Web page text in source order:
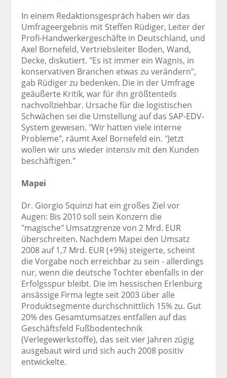
In einem Redaktionsgespräch haben wir das
Umfrageergebnis mit Steffen Rüdiger, Leiter der
Profi-Handwerkergeschäfte in Deutschland, und
Axel Bornefeld, Vertriebsleiter Boden, Wand,
Decke, diskutiert. "Es ist immer ein Wagnis, in
konservativen Branchen etwas zu verändern",
gab Rüdiger zu bedenken. Die in der Umfrage
geäußerte Kritik, war für ihn größtenteils
nachvollziehbar. Ursache für die logistischen
Schwächen sei die Umstellung auf das SAP-EDV-
System gewesen. "Wir hatten viele interne
Probleme", räumt Axel Bornefeld ein. "Jetzt
wollen wir uns wieder intensiv mit den Kunden
beschäftigen."
Mapei
Dr. Giorgio Squinzi hat ein großes Ziel vor
Augen: Bis 2010 soll sein Konzern die
"magische" Umsatzgrenze von 2 Mrd. EUR
überschreiten. Nachdem Mapei den Umsatz
2008 auf 1,7 Mrd. EUR (+9%) steigerte, scheint
die Vorgabe noch erreichbar zu sein - allerdings
nur, wenn die deutsche Tochter ebenfalls in der
Erfolgsspur bleibt. Die im hessischen Erlenburg
ansässige Firma legte seit 2003 über alle
Produktsegmente durchschnittlich 15% zu. Gut
20% des Gesamtumsatzes entfallen auf das
Geschäftsfeld Fußbodentechnik
(Verlegewerkstoffe), das seit vier Jahren zügig
ausgebaut wird und sich auch 2008 positiv
entwickelte.